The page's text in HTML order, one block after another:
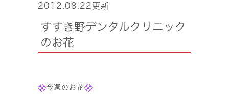
2012.08.22更新
すすき野デンタルクリニック
のお花
今週のお花